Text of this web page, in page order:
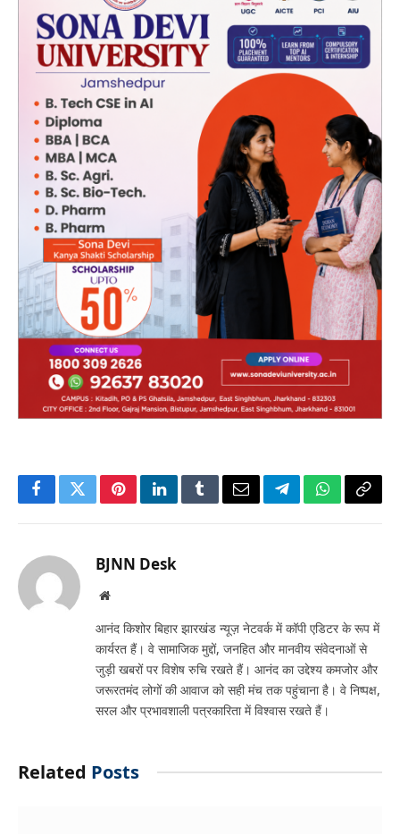
FacebookTwitterPinterestLinkedInTumblrEmailTelegramWhatsApp
Copy
BJNN Desk
Website
आनंद किशोर बिहार झारखंड न्यूज़ नेटवर्क में कॉपी एडिटर के रूप में
कार्यरत हैं। वे सामाजिक मुद्दों, जनहित और मानवीय संवेदनाओं से
जुड़ी खबरों पर विशेष रुचि रखते हैं। आनंद का उद्देश्य कमजोर और
जरूरतमंद लोगों की आवाज को सही मंच तक पहुंचाना है। वे निष्पक्ष,
सरल और प्रभावशाली पत्रकारिता में विश्वास रखते हैं।
Related Posts